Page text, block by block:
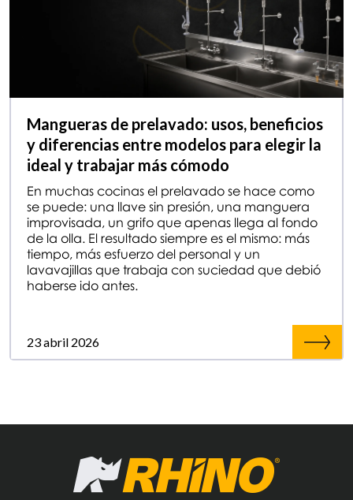
Mangueras de prelavado: usos, beneficios
y diferencias entre modelos para elegir la
ideal y trabajar más cómodo
En muchas cocinas el prelavado se hace como
se puede: una llave sin presión, una manguera
improvisada, un grifo que apenas llega al fondo
de la olla. El resultado siempre es el mismo: más
tiempo, más esfuerzo del personal y un
lavavajillas que trabaja con suciedad que debió
haberse ido antes.
23 abril 2026